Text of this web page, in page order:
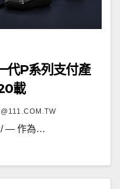
P系列支付產
載
/ — 作為…